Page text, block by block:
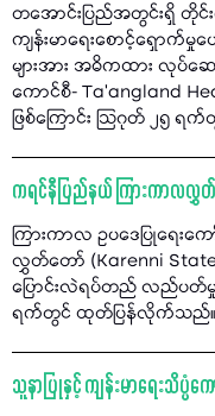
တအောင်းပြည်အတွင်းရှိ တိုင်
ကျန်းမာရေးစောင့်ရှောက်မှု
များအား အဓိကထား လုပ်ဆ
ကောင်စီ- Ta’angland
ဖြစ်ကြောင်း သြဂုတ် ၂၅
ကရင်နီပြည်နယ် ကြားကာလလွှ
ကြားကာလ ဥပဒေပြုရေး
လွှတ်တော် (Karenni State
ပြောင်းလဲရပ်တည် လည်ပတ်မှု
ရက်တွင် ထုတ်ပြန်လိုက်သည်။
သူနာပြုနှင့် ကျန်းမာရေးသိပ္ပံ